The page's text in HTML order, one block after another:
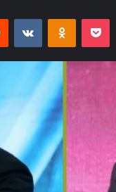
Reddit VKontakte